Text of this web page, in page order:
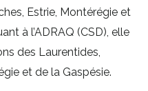
Estrie, Montérégie et
à l’ADRAQ (CSD), elle
des Laurentides,
et de la Gaspésie.